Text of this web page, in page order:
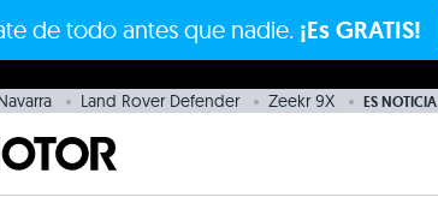
de todo antes que nadie. ¡Es GRATIS!
Land Rover Defender Zeekr 9X ES NOTICIA